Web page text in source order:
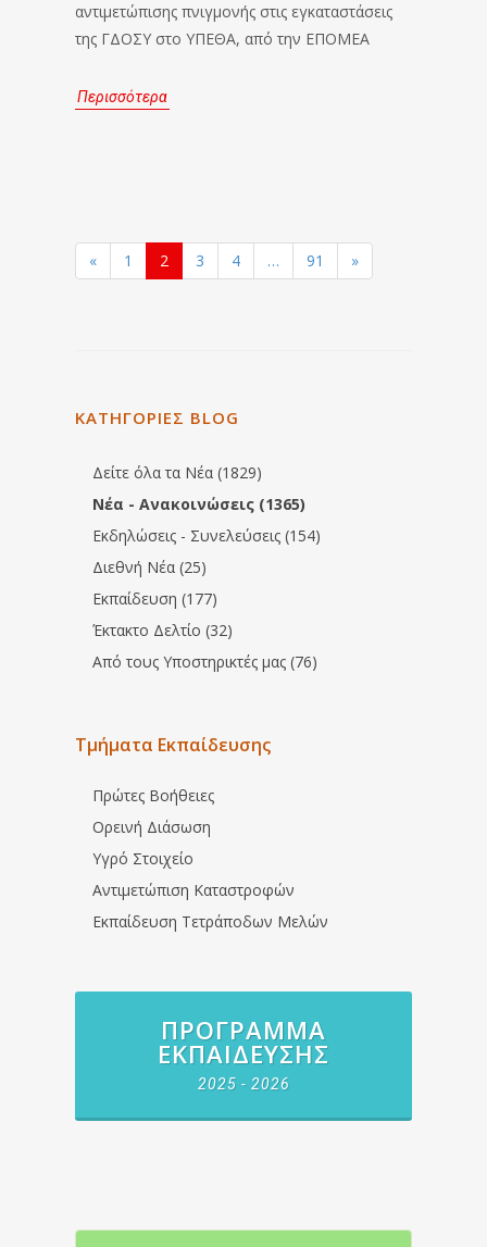
αντιμετώπισης πνιγμονής στις εγκαταστάσεις
της ΓΔΟΣΥ στο ΥΠΕΘΑ, από την ΕΠΟΜΕΑ
Περισσότερα
« 1 2 3 4 … 91 »
ΚΑΤΗΓΟΡΙΕΣ BLOG
Δείτε όλα τα Νέα (1829)
Νέα - Ανακοινώσεις (1365)
Εκδηλώσεις - Συνελεύσεις (154)
Διεθνή Νέα (25)
Εκπαίδευση (177)
Έκτακτο Δελτίο (32)
Από τους Υποστηρικτές μας (76)
Τμήματα Εκπαίδευσης
Πρώτες Βοήθειες
Ορεινή Διάσωση
Υγρό Στοιχείο
Αντιμετώπιση Καταστροφών
Εκπαίδευση Τετράποδων Μελών
ΠΡΌΓΡΑΜΜΑ
ΕΚΠΑΊΔΕΥΣΗΣ
2025 - 2026